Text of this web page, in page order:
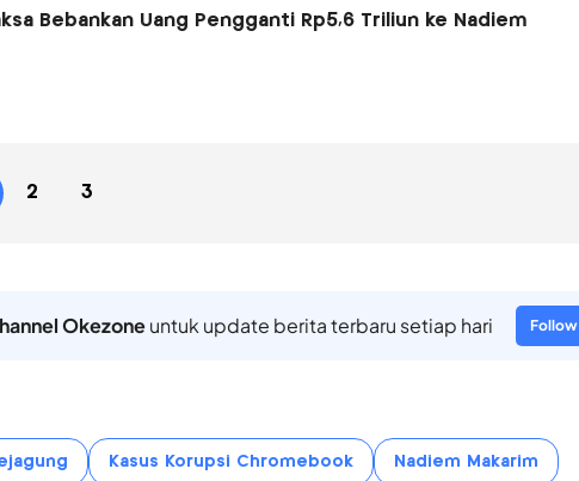
Bebankan Uang Pengganti Rp5,6 Triliun ke Nadiem
2 3
Okezoneuntuk update berita terbaru setiap hari Follow
Kasus Korupsi Chromebook Nadiem Makarim